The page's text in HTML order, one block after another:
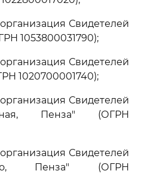
Свидетелей
1053800031790);
Свидетелей
1020700001740);
Свидетелей
Пенза" (ОГРН
Свидетелей
Пенза" (ОГРН